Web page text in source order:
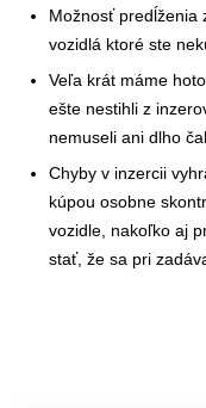
Možnosť predĺženia
vozidlá ktoré ste
Veľa krát máme
ešte nestihli z
nemuseli ani dlho
Chyby v inzercii
kúpou osobne
vozidle, nakoľko aj
stať, že sa pri